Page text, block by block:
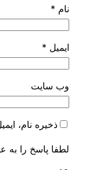
نام *
ایمیل *
وب‌ سایت
ذخیره نام،
لطفا پاسخ را به